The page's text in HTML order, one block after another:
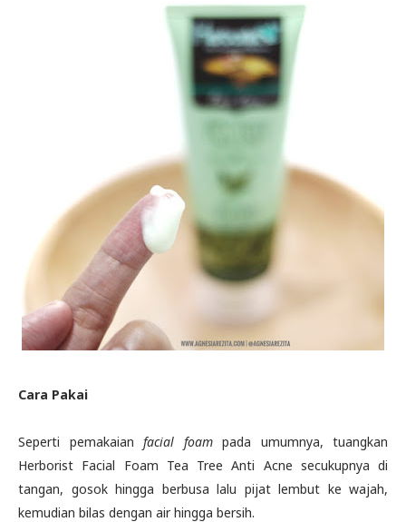
Cara Pakai
Seperti pemakaian facial foampada umumnya, tuangkan
Herborist Facial Foam Tea Tree Anti Acne secukupnya di
tangan, gosok hingga berbusa lalu pijat lembut ke wajah,
kemudian bilas dengan air hingga bersih.